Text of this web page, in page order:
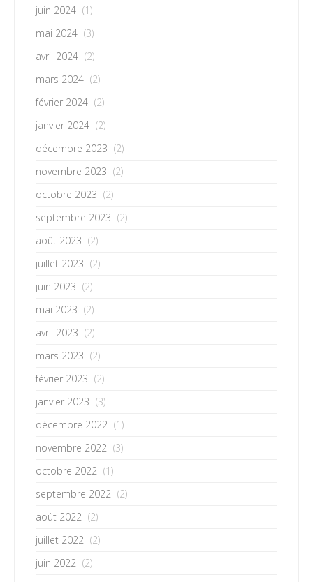
juin 2024 (1)
mai 2024 (3)
avril 2024 (2)
mars 2024 (2)
février 2024 (2)
janvier 2024 (2)
décembre 2023 (2)
novembre 2023 (2)
octobre 2023 (2)
septembre 2023 (2)
août 2023 (2)
juillet 2023 (2)
juin 2023 (2)
mai 2023 (2)
avril 2023 (2)
mars 2023 (2)
février 2023 (2)
janvier 2023 (3)
décembre 2022 (1)
novembre 2022 (3)
octobre 2022 (1)
septembre 2022 (2)
août 2022 (2)
juillet 2022 (2)
juin 2022 (2)